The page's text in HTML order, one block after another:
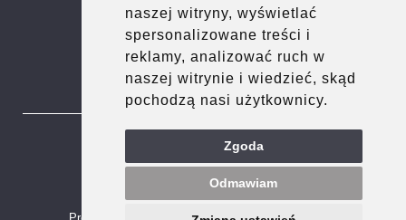
naszej witryny, wyświetlać
spersonalizowane treści i
reklamy, analizować ruch w
naszej witrynie i wiedzieć, skąd
pochodzą nasi użytkownicy.
Zgoda
Odmawiam
OKNA
okna@dach-pol.pl
509-600-603